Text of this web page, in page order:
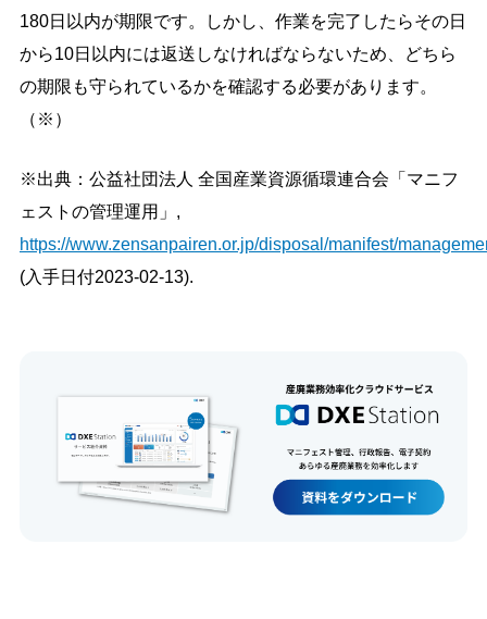
180日以内が期限です。しかし、作業を完了したらその日
から10日以内には返送しなければならないため、どちら
の期限も守られているかを確認する必要があります。
（※）
※出典：公益社団法人 全国産業資源循環連合会「マニフ
ェストの管理運用」,
https://www.zensanpairen.or.jp/disposal/manifest/
(入手日付2023-02-13).